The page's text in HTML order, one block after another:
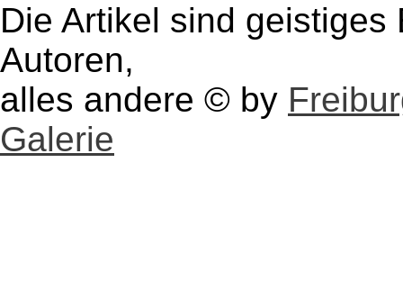
Die Artikel sind
Autoren,
alles andere © by
Galerie